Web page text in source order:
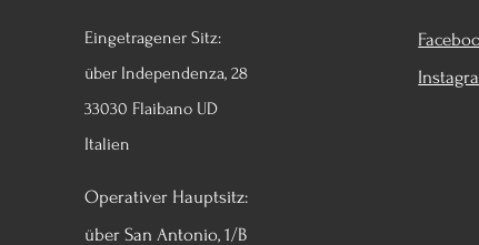
Eingetragener Sitz:
über Independenza, 28
33030 Flaibano UD
Italien
Operativer Hauptsitz:
über San Antonio, 1/B